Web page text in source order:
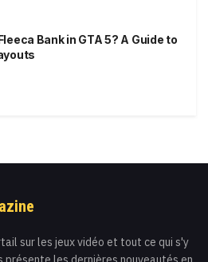
Bank in GTA 5? A Guide to
sur les jeux vidéo et tout ce qui s'y